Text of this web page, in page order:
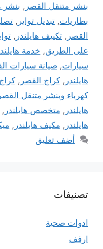
بنشر متنقل القصر , بنشر
بطاريات, تبديل تواير ,
القصر , تكييف هايلندر ,
على الطريق, خدمة
سيارات, صيانة سيارات
هايلندر , كراج القصر ,
كهرباء وبنشر متنقل
هايلندر , متخصص هايلندر ,
هايلندر , مكيف هايلندر ,
أضف تعليق
تصنيفات
ادوات صحية
ارفف